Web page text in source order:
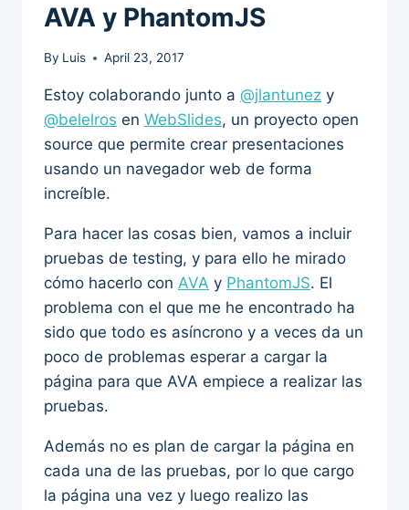
AVA y PhantomJS
By Luis April 23, 2017
Estoy colaborando junto a @jlantunez y
@belelros en WebSlides, un proyecto open
source que permite crear presentaciones
usando un navegador web de forma
increíble.
Para hacer las cosas bien, vamos a incluir
pruebas de testing, y para ello he mirado
cómo hacerlo con AVA y PhantomJS. El
problema con el que me he encontrado ha
sido que todo es asíncrono y a veces da un
poco de problemas esperar a cargar la
página para que AVA empiece a realizar las
pruebas.
Además no es plan de cargar la página en
cada una de las pruebas, por lo que cargo
la página una vez y luego realizo las